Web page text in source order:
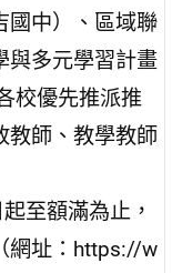
國中）、區域聯
與多元學習計畫
校優先推派推
教師、教學教師
至額滿為止，
網址：https://w